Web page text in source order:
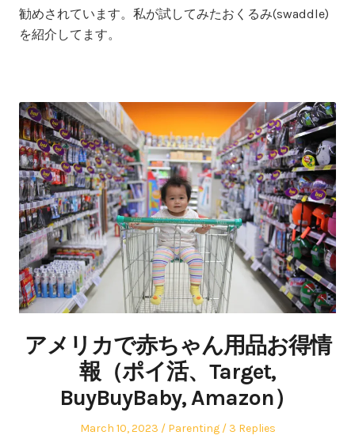
勧めされています。私が試してみたおくるみ(swaddle)
を紹介してます。
アメリカで赤ちゃん用品お得情
報（ポイ活、Target,
BuyBuyBaby, Amazon）
Posted
March 10, 2023
Posted
Parenting 3 Replies